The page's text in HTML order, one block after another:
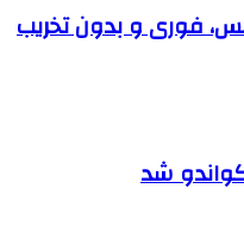
فوری و بدون تخریب
شد